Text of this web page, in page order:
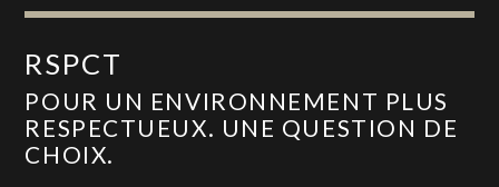
RSPCT
POUR UN ENVIRONNEMENT PLUS
RESPECTUEUX. UNE QUESTION DE
CHOIX.